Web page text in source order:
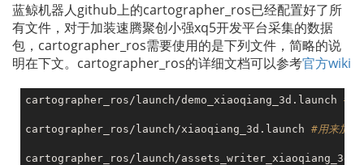
蓝鲸机器人github上的cartographer_ros已经配置好了所
有文件，对于加装速腾聚创小强xq5开发平台采集的数据
包，cartographer_ros需要使用的是下列文件，简略的说
明在下文。cartographer_ros的详细文档可以参考官方wiki
cartographer_ros/launch/demo_xiaoqiang_3d.launch #
cartographer_ros/launch/xiaoqiang_3d.launch #用来加
cartographer_ros/launch/